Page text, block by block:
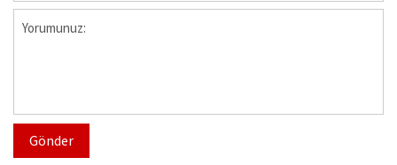
Gönder